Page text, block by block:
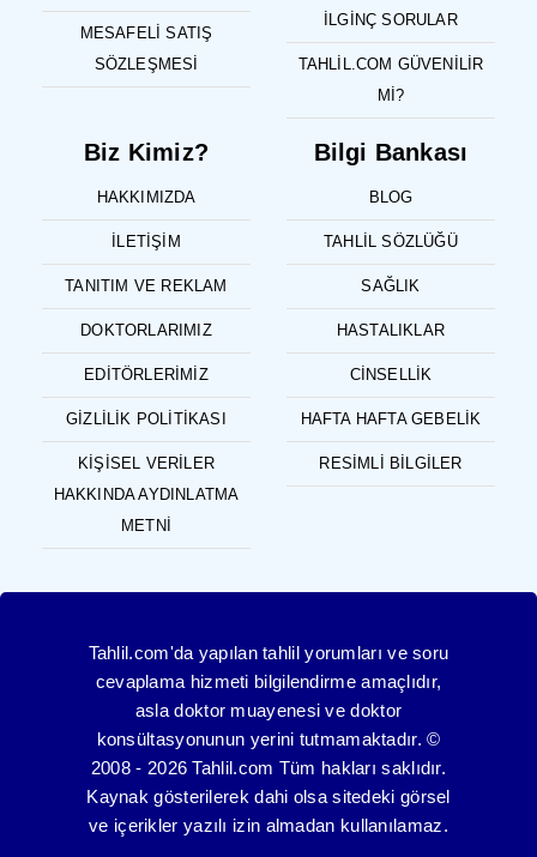
MESAFELI SATIŞ
SÖZLEŞMESI
İLGINÇ SORULAR
TAHLIL.COM GÜVENILIR
MI?
Biz Kimiz?
HAKKIMIZDA
İLETIŞIM
TANITIM VE REKLAM
DOKTORLARIMIZ
EDITÖRLERIMIZ
GIZLILIK POLITIKASI
KIŞISEL VERILER
HAKKINDA AYDINLATMA
METNI
Bilgi Bankası
BLOG
TAHLIL SÖZLÜĞÜ
SAĞLIK
HASTALIKLAR
CINSELLIK
HAFTA HAFTA GEBELIK
RESIMLI BILGILER
Tahlil.com'da yapılan tahlil yorumları ve soru
cevaplama hizmeti bilgilendirme amaçlıdır,
asla doktor muayenesi ve doktor
konsültasyonunun yerini tutmamaktadır. ©
2008 - 2026 Tahlil.com Tüm hakları saklıdır.
Kaynak gösterilerek dahi olsa sitedeki görsel
ve içerikler yazılı izin almadan kullanılamaz.